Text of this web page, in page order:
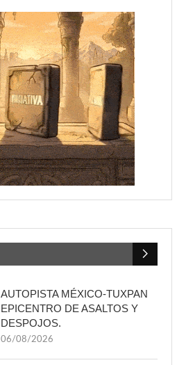
AUTOPISTA MÉXICO-TUXPAN
EPICENTRO DE ASALTOS Y
DESPOJOS.
06/08/2026